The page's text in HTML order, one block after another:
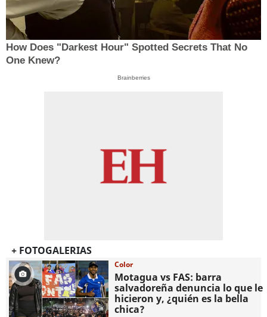
How Does "Darkest Hour" Spotted Secrets That No
One Knew?
Brainberries
+ FOTOGALERIAS
Color
Motagua vs FAS: barra
salvadoreña denuncia lo que le
hicieron y, ¿quién es la bella
chica?